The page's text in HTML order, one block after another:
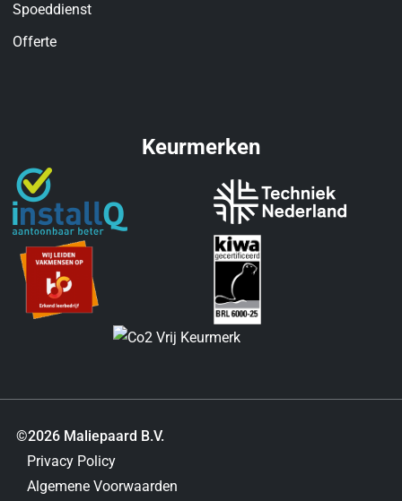
Spoeddienst
Offerte
Keurmerken
©2026 Maliepaard B.V.
Privacy Policy
Algemene Voorwaarden